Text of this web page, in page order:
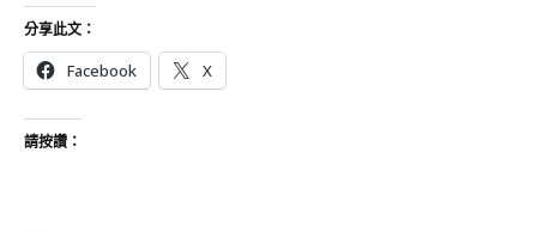
分享此文：
Facebook X
請按讚：